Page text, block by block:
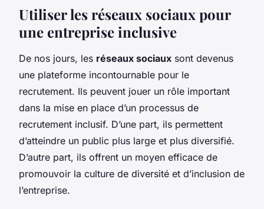
Utiliser les réseaux sociaux pour
une entreprise inclusive
De nos jours, les réseaux sociaux sont devenus
une plateforme incontournable pour le
recrutement. Ils peuvent jouer un rôle important
dans la mise en place d’un processus de
recrutement inclusif. D’une part, ils permettent
d’atteindre un public plus large et plus diversifié.
D’autre part, ils offrent un moyen efficace de
promouvoir la culture de diversité et d’inclusion de
l’entreprise.